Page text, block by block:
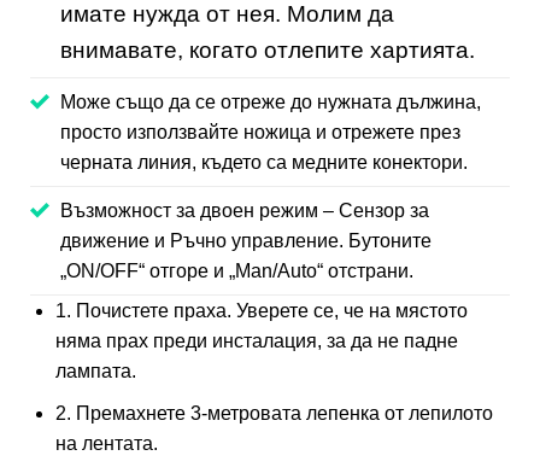
имате нужда от нея. Молим да
внимавате, когато отлепите хартията.
Може също да се отреже до нужната дължина,
просто използвайте ножица и отрежете през
черната линия, където са медните конектори.
Възможност за двоен режим – Сензор за
движение и Ръчно управление. Бутоните
„ON/OFF“ отгоре и „Man/Auto“ отстрани.
1. Почистете праха. Уверете се, че на мястото
няма прах преди инсталация, за да не падне
лампата.
2. Премахнете 3-метровата лепенка от лепилото
на лентата.